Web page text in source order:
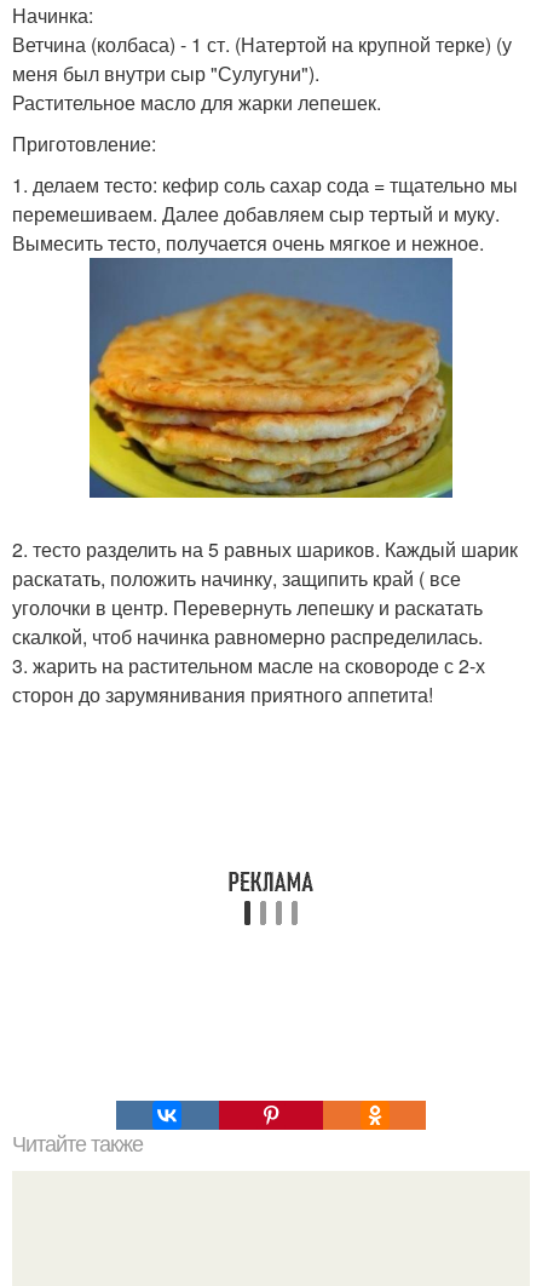
Начинка:
Ветчина (колбаса) - 1 ст. (Натертой на крупной терке) (у
меня был внутри сыр "Сулугуни").
Растительное масло для жарки лепешек.
Приготовление:
1. делаем тесто: кефир соль сахар сода = тщательно мы
перемешиваем. Далее добавляем сыр тертый и муку.
Вымесить тесто, получается очень мягкое и нежное.
2. тесто разделить на 5 равных шариков. Каждый шарик
раскатать, положить начинку, защипить край ( все
уголочки в центр. Перевернуть лепешку и раскатать
скалкой, чтоб начинка равномерно распределилась.
3. жарить на растительном масле на сковороде с 2-х
сторон до зарумянивания приятного аппетита!
Читайте также